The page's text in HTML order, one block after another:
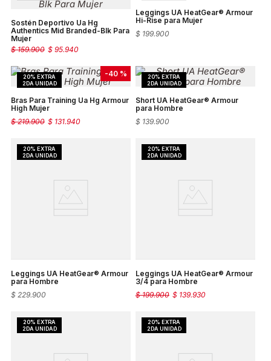
Sostén Deportivo Ua Hg
Authentics Mid Branded-Blk Para
Mujer
$ 95.940
$ 159.900
Leggings UA HeatGear® Armour
Hi-Rise para Mujer
$ 199.900
-40 %
Bras Para Training Ua Hg Armour
High Mujer
$ 131.940
$ 219.900
Short UA HeatGear® Armour
para Hombre
$ 139.900
Leggings UA HeatGear® Armour
para Hombre
$ 229.900
Leggings UA HeatGear® Armour
3/4 para Hombre
$ 139.930
$ 199.900